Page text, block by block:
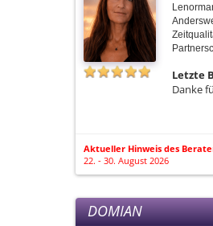
Letzte
Danke
Aktueller Hinweis des
22. - 30. August 2026
DOMIAN